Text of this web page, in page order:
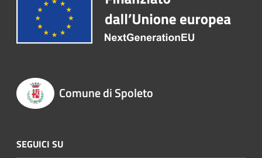
Comune di Spoleto
SEGUICI SU